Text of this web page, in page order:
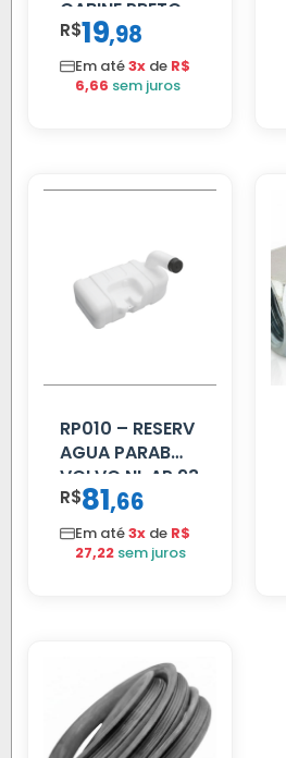
CABINE PRETO
R$19,98
Em até3x de R$
6,66 sem juros
RP010 – RESERV
AGUA PARAB
VOLVO NL AP 93
R$81,66
Em até3x de R$
27,22 sem juros